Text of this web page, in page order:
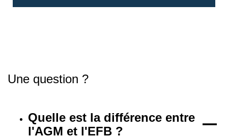
Une question ?
Quelle est la différence entre
l'AGM et l'EFB ?